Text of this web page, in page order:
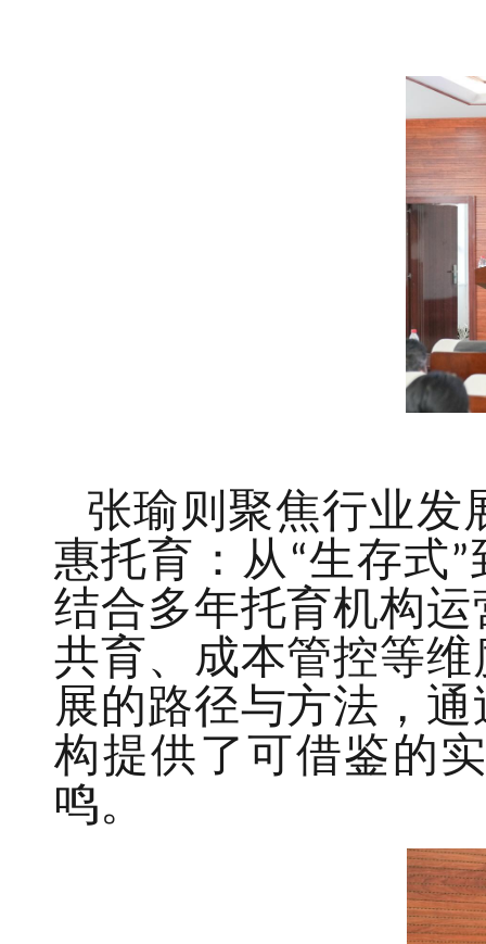
张瑜则聚焦行业发
惠托育：从“生存式
结合多年托育机构
共育、成本管控等
展的路径与方法，
构提供了可借鉴的
鸣。